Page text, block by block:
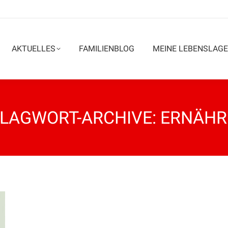
AKTUELLES FAMILIENBLOG MEINE LEBENSLAGE
ARCHIVE: